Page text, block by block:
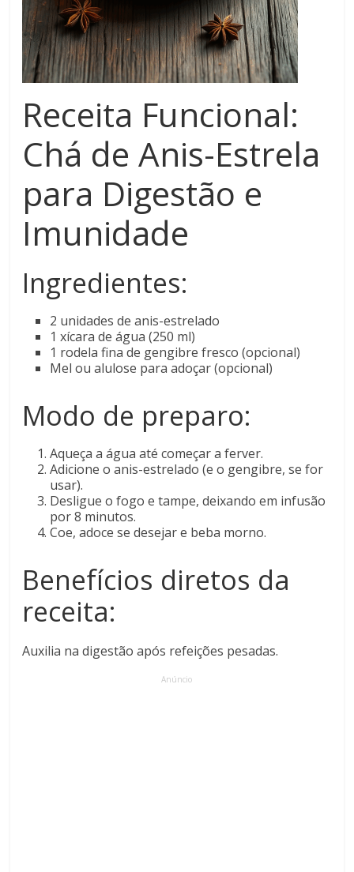
Receita Funcional:
Chá de Anis-Estrela
para Digestão e
Imunidade
Ingredientes:
2 unidades de anis-estrelado
1 xícara de água (250 ml)
1 rodela fina de gengibre fresco (opcional)
Mel ou alulose para adoçar (opcional)
Modo de preparo:
Aqueça a água até começar a ferver.
Adicione o anis-estrelado (e o gengibre, se for
usar).
Desligue o fogo e tampe, deixando em infusão
por 8 minutos.
Coe, adoce se desejar e beba morno.
Benefícios diretos da
receita:
Auxilia na digestão após refeições pesadas.
Anúncio